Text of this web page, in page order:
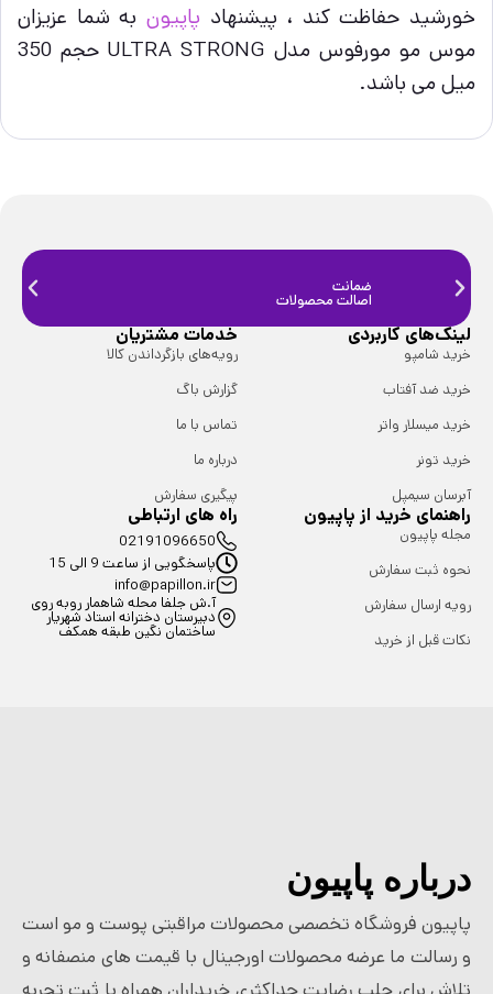
خورشید حفاظت کند ، پیشنهاد پاپیون به شما عزیزان
موس مو مورفوس مدل ULTRA STRONG حجم 350
میل می باشد.
ضمانت
اصالت محصولات
لینک‌های کاربردی
خرید شامپو
خرید ضد آفتاب
خرید میسلار واتر
خرید تونر
آبرسان سیمپل
خدمات مشتریان
رویه‌های بازگرداندن کالا
گزارش باگ
تماس با ما
درباره ما
پیگیری سفارش
راهنمای خرید از پاپیون
مجله پاپیون
نحوه ثبت سفارش
رویه ارسال سفارش
نکات قبل از خرید
راه های ارتباطی
02191096650
پاسخگویی از ساعت 9 الی 15
info@papillon.ir
آ.ش جلفا محله شاهمار روبه روی
دبیرستان دخترانه استاد شهریار
ساختمان نگین طبقه همکف
درباره پاپیون
پاپیون فروشگاه تخصصی محصولات مراقبتی پوست و مو است
و رسالت ما عرضه محصولات اورجینال با قیمت های منصفانه و